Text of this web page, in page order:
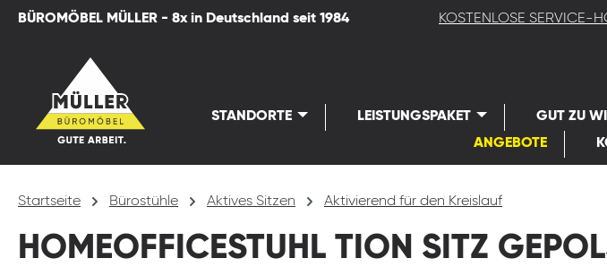
Zur Hauptnavigation springen
BÜROMÖBEL MÜLLER - 8x in Deutschland seit 1984 KOSTENLOSE SERVICE-
STANDORTE LEISTUNGSPAKET GUT ZU
ANGEBOTE
Startseite Bürostühle Aktives Sitzen Aktivierend für den Kreislauf
HOMEOFFICESTUHL TION SITZ